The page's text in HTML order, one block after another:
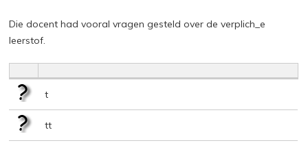
Die docent had vooral vragen gesteld over de verplich_e
leerstof.
t
tt